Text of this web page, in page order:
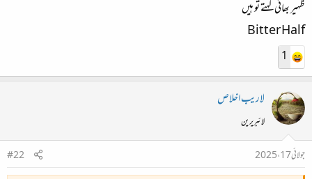
ظہیر بھائی کہتے تو ہیں
Bitter Half
1
لاريب اخلاص
لائبریرین
جولائی 17، 2025
#22